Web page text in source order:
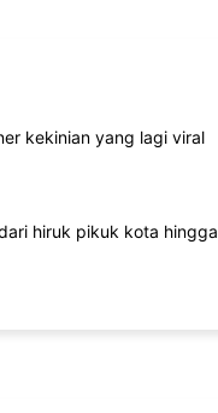
kekinian yang lagi viral
hiruk pikuk kota hingga